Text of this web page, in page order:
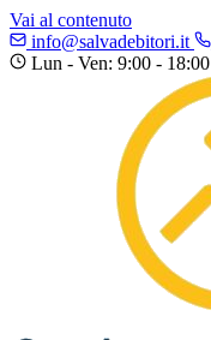
Vai al contenuto
info@salvadebitori.it
Lun - Ven: 9:00 - 18:00